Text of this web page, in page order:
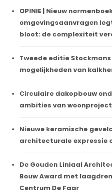
OPINIE | Nieuw
omgevingsaanvragen
bloot: de complexiteit
Tweede editie
mogelijkheden van
Circulaire dakopbouw
ambities van
Nieuwe keramische
architecturale expressie
De Gouden Liniaal
Bouw Award met
Centrum De Faar